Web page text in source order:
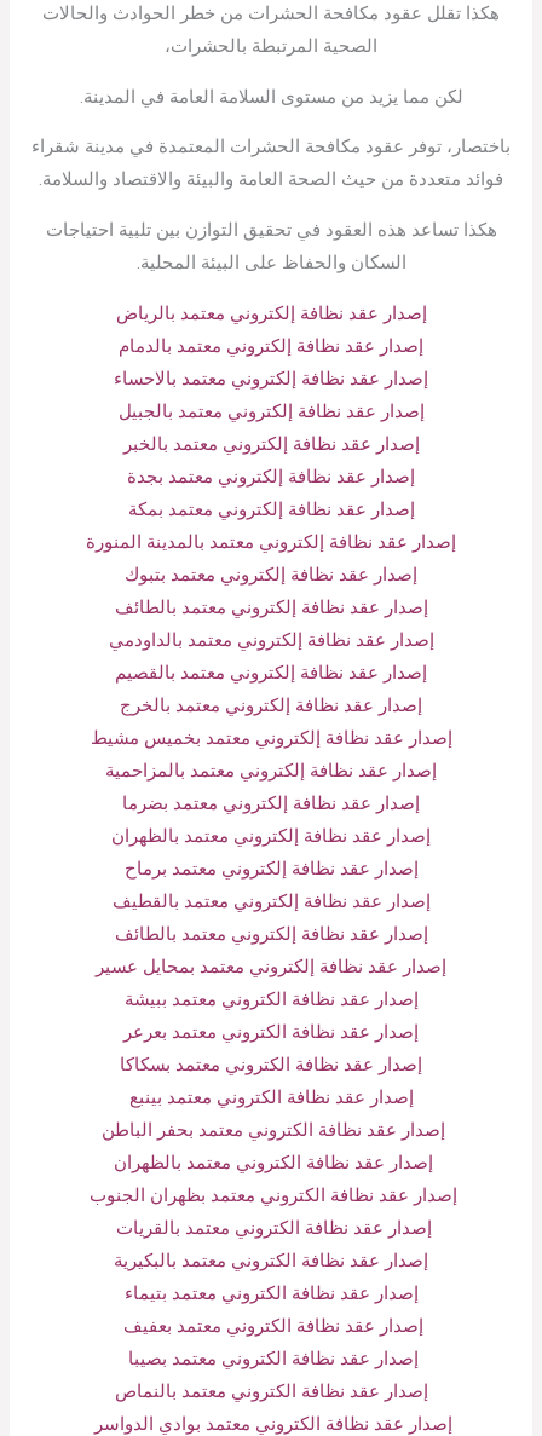
هكذا تقلل عقود مكافحة الحشرات من خطر الحوادث والحالات
الصحية المرتبطة بالحشرات،
لكن مما يزيد من مستوى السلامة العامة في المدينة.
باختصار، توفر عقود مكافحة الحشرات المعتمدة في مدينة شقراء
فوائد متعددة من حيث الصحة العامة والبيئة والاقتصاد والسلامة.
هكذا تساعد هذه العقود في تحقيق التوازن بين تلبية احتياجات
السكان والحفاظ على البيئة المحلية.
إصدار عقد نظافة إلكتروني معتمد بالرياض
إصدار عقد نظافة إلكتروني معتمد بالدمام
إصدار عقد نظافة إلكتروني معتمد بالاحساء
إصدار عقد نظافة إلكتروني معتمد بالجبيل
إصدار عقد نظافة إلكتروني معتمد بالخبر
إصدار عقد نظافة إلكتروني معتمد بجدة
إصدار عقد نظافة إلكتروني معتمد بمكة
إصدار عقد نظافة إلكتروني معتمد بالمدينة المنورة
إصدار عقد نظافة إلكتروني معتمد بتبوك
إصدار عقد نظافة إلكتروني معتمد بالطائف
إصدار عقد نظافة إلكتروني معتمد بالداودمي
إصدار عقد نظافة إلكتروني معتمد بالقصيم
إصدار عقد نظافة إلكتروني معتمد بالخرج
إصدار عقد نظافة إلكتروني معتمد بخميس مشيط
إصدار عقد نظافة إلكتروني معتمد بالمزاحمية
إصدار عقد نظافة إلكتروني معتمد بضرما
إصدار عقد نظافة إلكتروني معتمد بالظهران
إصدار عقد نظافة إلكتروني معتمد برماح
إصدار عقد نظافة إلكتروني معتمد بالقطيف
إصدار عقد نظافة إلكتروني معتمد بالطائف
إصدار عقد نظافة إلكتروني معتمد بمحايل عسير
إصدار عقد نظافة الكتروني معتمد ببيشة
إصدار عقد نظافة الكتروني معتمد بعرعر
إصدار عقد نظافة الكتروني معتمد بسكاكا
إصدار عقد نظافة الكتروني معتمد بينبع
إصدار عقد نظافة الكتروني معتمد بحفر الباطن
إصدار عقد نظافة الكتروني معتمد بالظهران
إصدار عقد نظافة الكتروني معتمد بظهران الجنوب
إصدار عقد نظافة الكتروني معتمد بالقريات
إصدار عقد نظافة الكتروني معتمد بالبكيرية
إصدار عقد نظافة الكتروني معتمد بتيماء
إصدار عقد نظافة الكتروني معتمد بعفيف
إصدار عقد نظافة الكتروني معتمد بصيبا
إصدار عقد نظافة الكتروني معتمد بالنماص
إصدار عقد نظافة الكتروني معتمد بوادي الدواسر